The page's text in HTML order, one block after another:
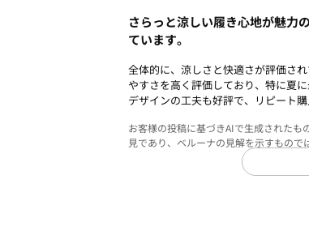
さらっと涼しい履き心地が魅力
ています。
全体的に、涼しさと快適さが評価さ
やすさを高く評価しており、特に夏
デザインの工夫も好評で、リピート
お客様の投稿に基づきAIで生成された
見であり、ベルーナの見解を示すもので